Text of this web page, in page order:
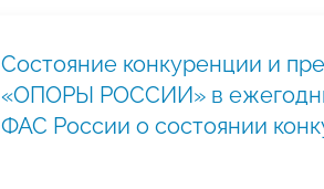
Состояние конкуренции и
«ОПОРЫ РОССИИ» в
ФАС России о состоянии